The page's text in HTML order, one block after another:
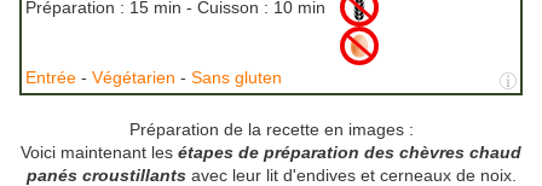
Préparation : 15 min - Cuisson : 10 min
Entrée - Végétarien - Sans gluten
Préparation de la recette en images :
Voici maintenant les étapes de préparation des chèvres chaud
panés croustillantsavec leur lit d'endives et cerneaux de noix.